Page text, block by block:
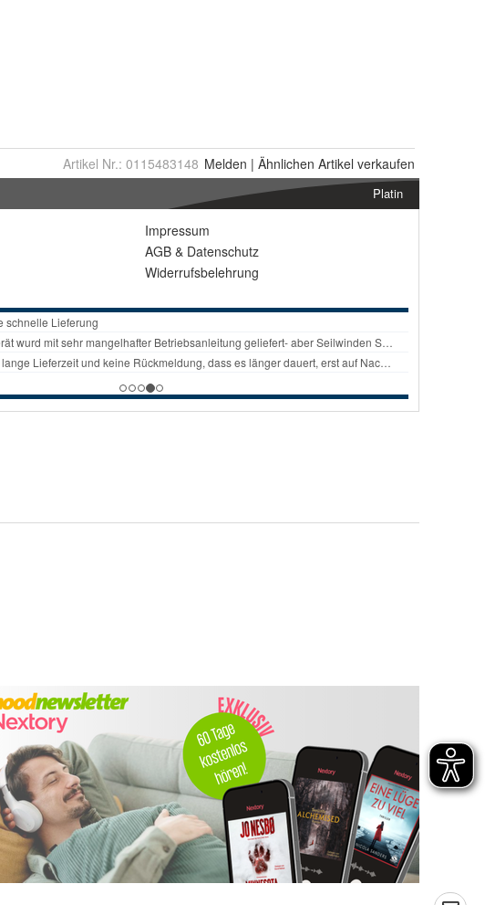
Artikel Nr.: 0115483148 Melden | Ähnlichen Artikel verkaufen
Platin
Impressum
AGB & Datenschutz
Widerrufsbelehrung